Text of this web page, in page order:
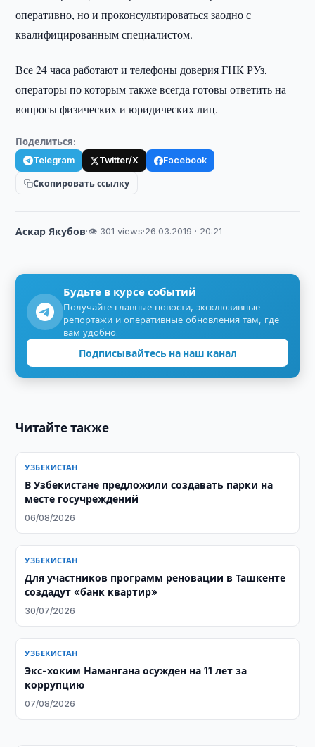
оперативно, но и проконсультироваться заодно с
квалифицированным специалистом.
Все 24 часа работают и телефоны доверия ГНК РУз,
операторы по которым также всегда готовы ответить на
вопросы физических и юридических лиц.
Поделиться:
Telegram Twitter/X Facebook
Скопировать ссылку
Аскар Якубов·👁 301 views·26.03.2019 · 20:21
Будьте в курсе событий
Получайте главные новости, эксклюзивные
репортажи и оперативные обновления там, где
вам удобно.
Подписывайтесь на наш канал
Читайте также
УЗБЕКИСТАН
В Узбекистане предложили создавать парки на
месте госучреждений
06/08/2026
УЗБЕКИСТАН
Для участников программ реновации в Ташкенте
создадут «банк квартир»
30/07/2026
УЗБЕКИСТАН
​​​​​​​Экс-хоким Намангана осужден на 11 лет за
коррупцию
07/08/2026